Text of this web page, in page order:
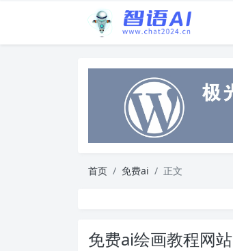
首页 免费ai 正文
免费ai绘画教程网站